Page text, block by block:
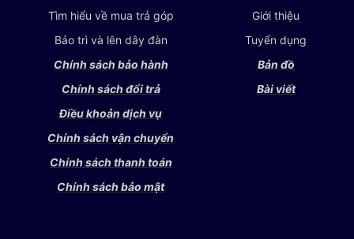
Tìm hiểu về mua trả góp
Bảo trì và lên dây đàn
Chính sách bảo hành
Chính sách đổi trả
Điều khoản dịch vụ
Chính sách vận chuyển
Chính sách thanh toán
Chính sách bảo mật
Giới thiệu
Tuyển dụng
Bản đồ
Bài viết